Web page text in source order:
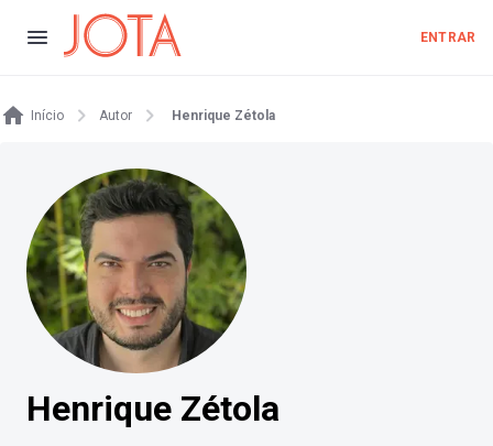
ENTRAR
Início Autor Henrique Zétola
Henrique Zétola